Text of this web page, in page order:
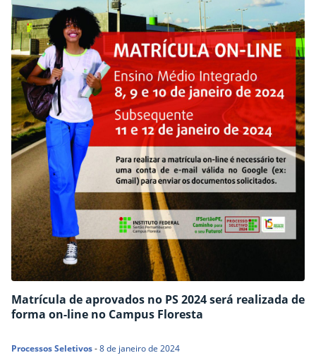
matrícula, no período de 18/01/2024 a 19/01/2024, pelo…
Matrícula de aprovados no PS 2024 será realizada de
forma on-line no Campus Floresta
Processos Seletivos-8 de janeiro de 2024